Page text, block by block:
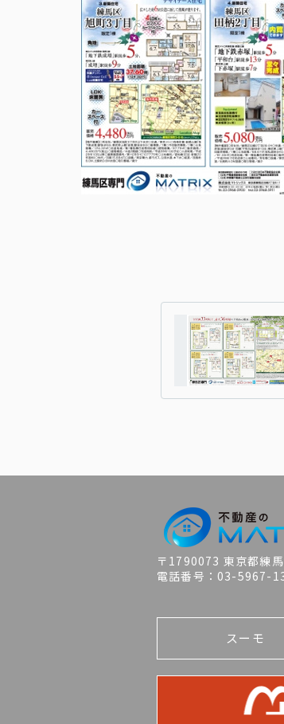
〒1790073 東京都練
電話番号：03-5967-
スーモ